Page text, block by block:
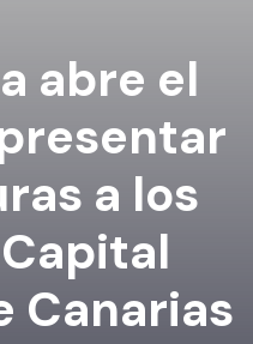
abre el
a los
Canarias